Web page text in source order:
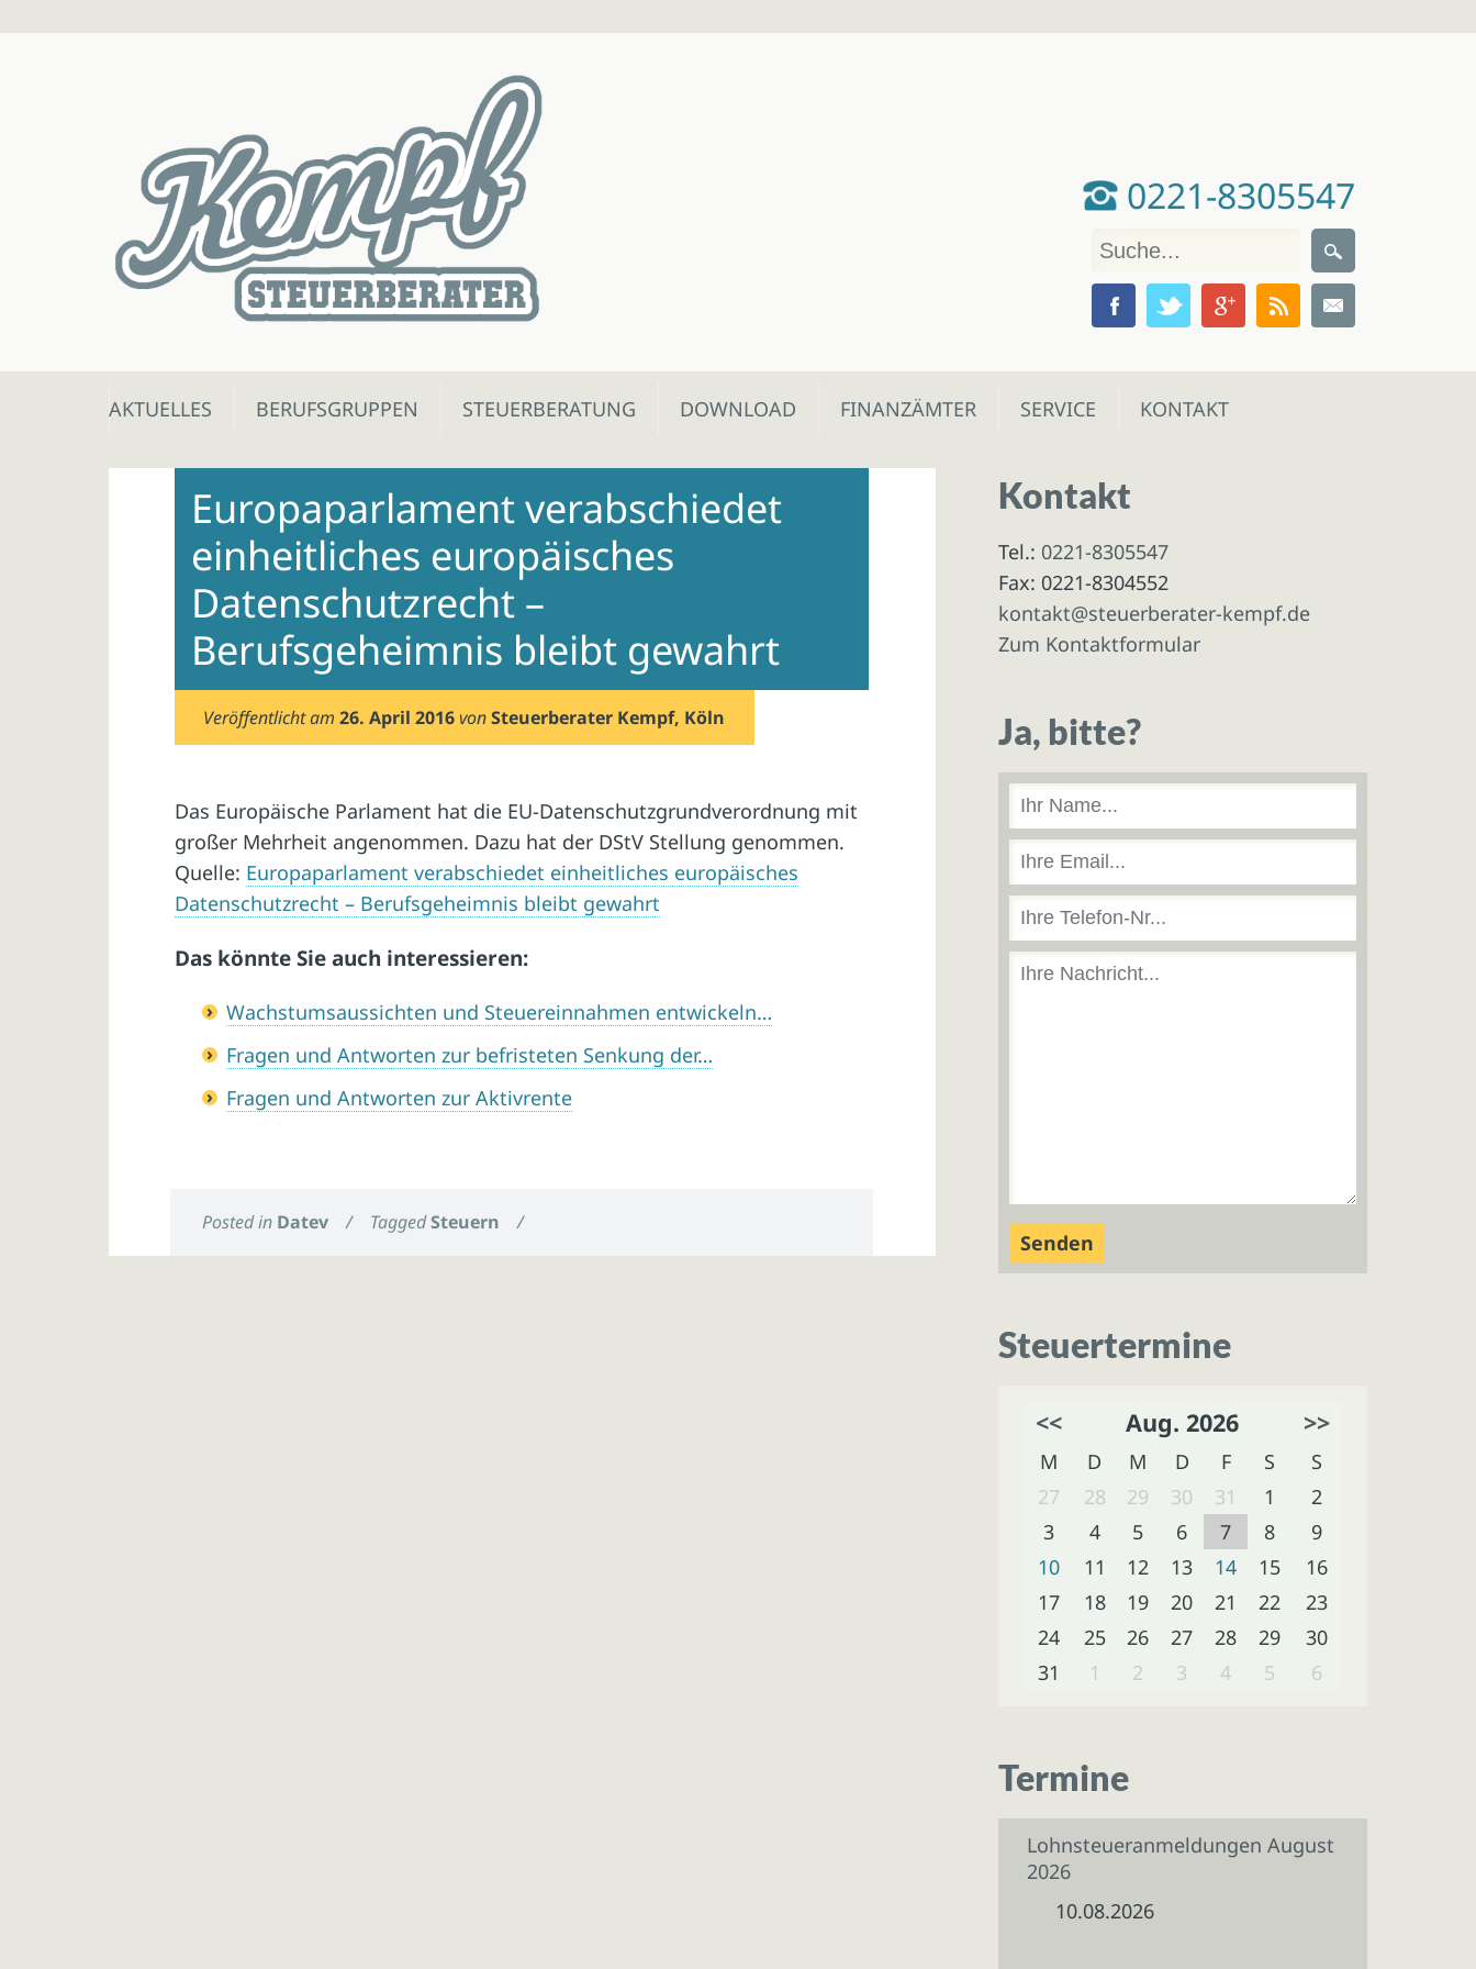
0221-8305547
Skip
AKTUELLES BERUFSGRUPPEN STEUERBERATUNG DOWNLOAD FINANZÄMTER SERVICE KONTAKT
Europaparlament verabschiedet
einheitliches europäisches
Datenschutzrecht –
Berufsgeheimnis bleibt gewahrt
Veröffentlicht am26. April 2016 vonSteuerberater Kempf, Köln
Das Europäische Parlament hat die EU-Datenschutzgrundverordnung mit
großer Mehrheit angenommen. Dazu hat der DStV Stellung genommen.
Quelle: Europaparlament verabschiedet einheitliches europäisches
Datenschutzrecht – Berufsgeheimnis bleibt gewahrt
Das könnte Sie auch interessieren:
Wachstumsaussichten und Steuereinnahmen entwickeln…
Fragen und Antworten zur befristeten Senkung der…
Fragen und Antworten zur Aktivrente
Posted in Datev / TaggedSteuern /
Kontakt
Tel.: 0221-8305547
Fax: 0221-8304552
kontakt@steuerberater-kempf.de
Zum Kontaktformular
Ja, bitte?
Steuertermine
<< Aug. 2026 >>
M D M D F S
S
27
28 29 30 31 1
2
3
4 5 6 7 8
9
10
11 12 13 14 15
16
17
18 19 20 21 22
23
24
25 26 27 28 29
30
31
1 2 3 4 5 6
Termine
Lohnsteueranmeldungen August
2026
10.08.2026